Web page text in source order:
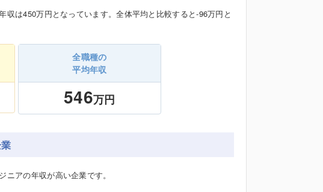
は450万円となっています。全体平均と比較すると-96万円と
全職種の
平均年収
546万円
アの年収が高い企業です。